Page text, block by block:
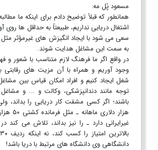
مسعود پُل مه:
همانطور که قبلاً توضیح دادم برای اینکه ما
اشتغال دریایی نداریم، طبیعتاً به حداقل ها
سعی می شود با ایجاد انگیزش های غیرمؤثر مثل
به سمت این مشاغل هدایت شوند.
در واقع اگر ما فرهنگ لازم متناسب با شعور و
وجود آوریم و همراه با آن مزیت های
شغل ایجاد کنیم و افراد امکان قیاس بین
توجه مانند دندانپزشکی، وکالت و ... و مشاغل
هزار دلاری
غیرایرانی دارد ـ را نیز بداند، تلاش می کند
دانشگاهی وی دانشگاه های مرتبط با دریا باشد!